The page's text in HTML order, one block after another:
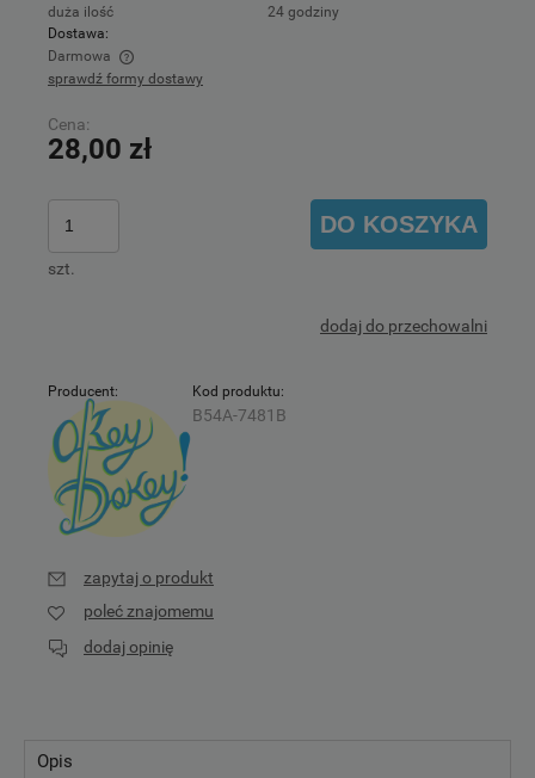
duża ilość
24 godziny
Dostawa:
Darmowa
Cena nie zawiera ewentualnych kosztów płatności
sprawdź formy dostawy
Cena:
28,00 zł
szt.
DO KOSZYKA
dodaj do przechowalni
Producent: Kod produktu:
B54A-7481B
zapytaj o produkt
poleć znajomemu
dodaj opinię
Opis